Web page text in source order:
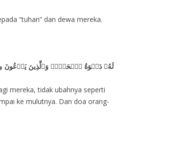
“tuhan” dan dewa mereka.
لَهُۥ دَعۡوَةُ ٱلۡحَقِّۚ وَٱلَّذِينَ يَدۡعُونَ مِن
mereka, tidak ubahnya seperti
ke mulutnya. Dan doa orang-